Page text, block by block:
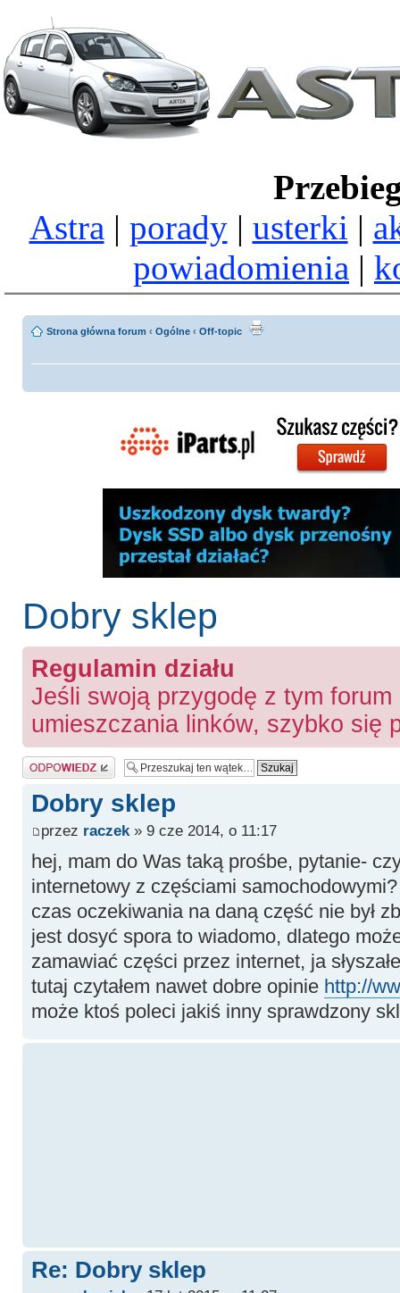
Astra | porady| usterki |
powiadomienia |
Strona główna forum ‹ Ogólne ‹ Off-topic
Dobry sklep
Regulamin działu
Jeśli swoją przygodę z tym
umieszczania linków, szybko się
Odpowiedz
Dobry sklep
przez raczek» 9 cze 2014, o 11:17
hej, mam do Was taką prośbe, pytanie-
internetowy z częściami
czas oczekiwania na daną część nie był
jest dosyć spora to wiadomo, dlatego
zamawiać części przez internet, ja
tutaj czytałem nawet dobre opinie http://
może ktoś poleci jakiś inny sprawdzony
Re: Dobry sklep